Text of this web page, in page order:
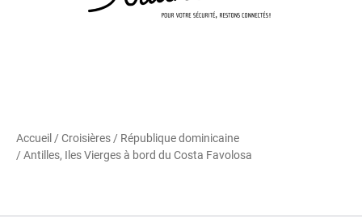
Accueil /Croisières / République dominicaine
/ Antilles, Iles Vierges à bord du Costa Favolosa